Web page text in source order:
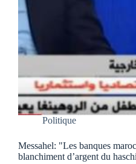
Politique
Messahel: "Les banques
blanchiment d’argent du